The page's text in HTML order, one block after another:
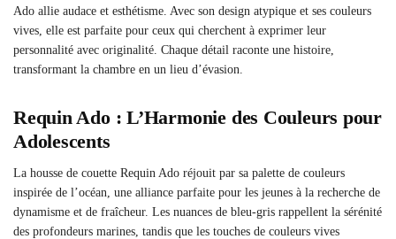
Ado allie audace et esthétisme. Avec son design atypique et ses couleurs
vives, elle est parfaite pour ceux qui cherchent à exprimer leur
personnalité avec originalité. Chaque détail raconte une histoire,
transformant la chambre en un lieu d’évasion.
Requin Ado : L’Harmonie des Couleurs pour
Adolescents
La housse de couette Requin Ado réjouit par sa palette de couleurs
inspirée de l’océan, une alliance parfaite pour les jeunes à la recherche de
dynamisme et de fraîcheur. Les nuances de bleu-gris rappellent la sérénité
des profondeurs marines, tandis que les touches de couleurs vives